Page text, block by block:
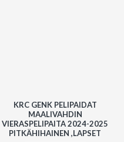
KRC GENK PELIPAIDAT
MAALIVAHDIN
VIERASPELIPAITA 2024-2025
PITKÄHIHAINEN ,LAPSET